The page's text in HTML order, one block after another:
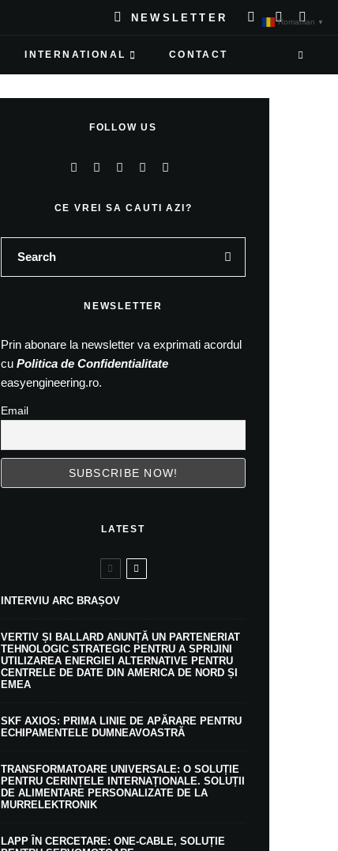
NEWSLETTER
INTERNATIONAL CONTACT
FOLLOW US
CE VREI SA CAUTI AZI?
NEWSLETTER
Prin abonare la newsletter va exprimati acordul
cu Politica de Confidentialitate
easyengineering.ro.
Email
LATEST
INTERVIU ARC BRAȘOV
VERTIV ȘI BALLARD ANUNȚĂ UN PARTENERIAT
TEHNOLOGIC STRATEGIC PENTRU A SPRIJINI
UTILIZAREA ENERGIEI ALTERNATIVE PENTRU
CENTRELE DE DATE DIN AMERICA DE NORD ȘI
EMEA
SKF AXIOS: PRIMA LINIE DE APĂRARE PENTRU
ECHIPAMENTELE DUMNEAVOASTRĂ
TRANSFORMATOARE UNIVERSALE: O SOLUȚIE
PENTRU CERINȚELE INTERNAȚIONALE. SOLUȚII
DE ALIMENTARE PERSONALIZATE DE LA
MURRELEKTRONIK
LAPP ÎN CERCETARE: ONE-CABLE, SOLUȚIE
Romanian ▼